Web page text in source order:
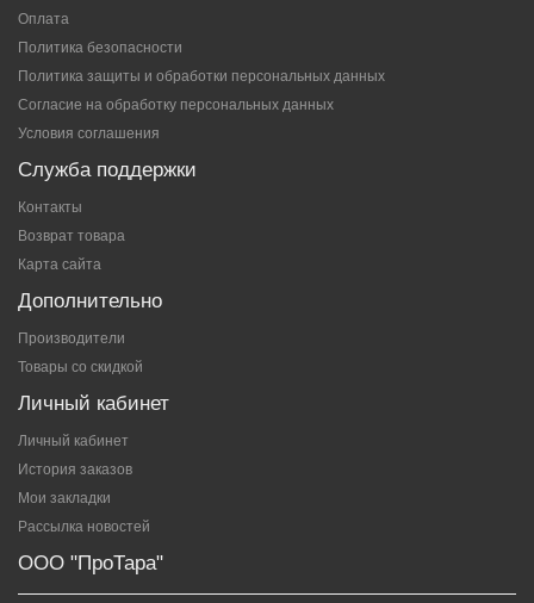
Оплата
Политика безопасности
Политика защиты и обработки персональных данных
Согласие на обработку персональных данных
Условия соглашения
Служба поддержки
Контакты
Возврат товара
Карта сайта
Дополнительно
Производители
Товары со скидкой
Личный кабинет
Личный кабинет
История заказов
Мои закладки
Рассылка новостей
ООО "ПроТара"